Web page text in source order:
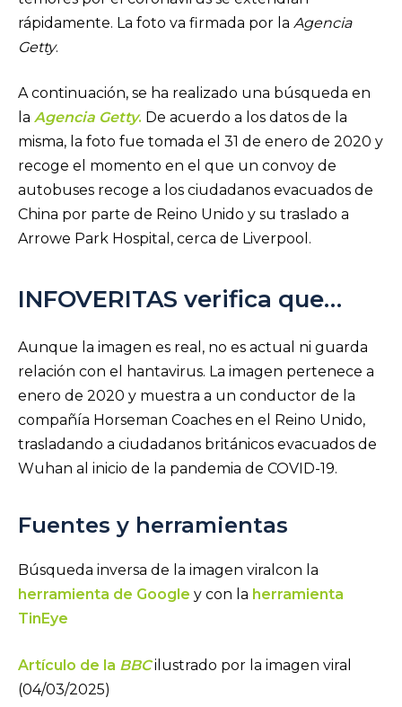
rápidamente. La foto va firmada por la Agencia
Getty.
A continuación, se ha realizado una búsqueda en
la Agencia Getty. De acuerdo a los datos de la
misma, la foto fue tomada el 31 de enero de 2020 y
recoge el momento en el que un convoy de
autobuses recoge a los ciudadanos evacuados de
China por parte de Reino Unido y su traslado a
Arrowe Park Hospital, cerca de Liverpool.
INFOVERITAS verifica que…
Aunque la imagen es real, no es actual ni guarda
relación con el hantavirus. La imagen pertenece a
enero de 2020 y muestra a un conductor de la
compañía Horseman Coaches en el Reino Unido,
trasladando a ciudadanos británicos evacuados de
Wuhan al inicio de la pandemia de COVID-19.
Fuentes y herramientas
Búsqueda inversa de la imagen viralcon la
herramienta de Google y con la herramienta
TinEye
Artículo de la BBCilustrado por la imagen viral
(04/03/2025)